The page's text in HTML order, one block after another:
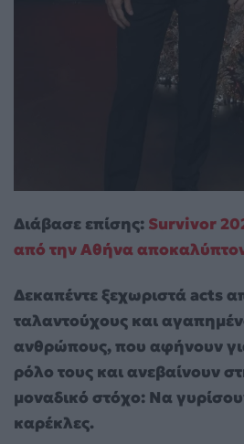
Διάβασε επίσης: Survivor
από την Αθήνα
Δεκαπέντε ξεχωριστά acts
ταλαντούχους και
ανθρώπους, που αφήνουν
ρόλο τους και ανεβαίνουν
μοναδικό στόχο: Να
καρέκλες.